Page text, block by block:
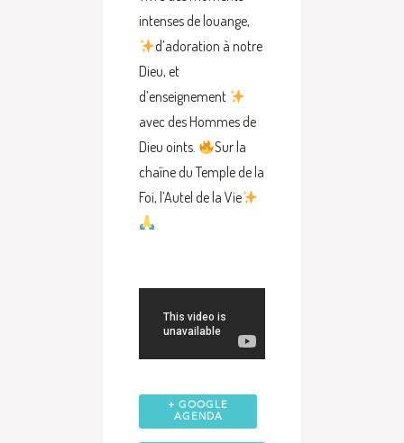
intenses de louange,
d’adoration à notre
Dieu, et
d’enseignement
avec des Hommes de
Dieu oints.
Sur la
chaîne du Temple de la
Foi, l’Autel de la Vie
+ GOOGLE
AGENDA